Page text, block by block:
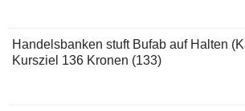
Handelsbanken stuft Bufab auf Halten
Kursziel 136 Kronen (133)